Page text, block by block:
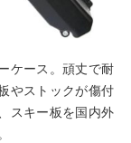
ケース。頑丈で耐
やストックが傷付
スキー板を国内外